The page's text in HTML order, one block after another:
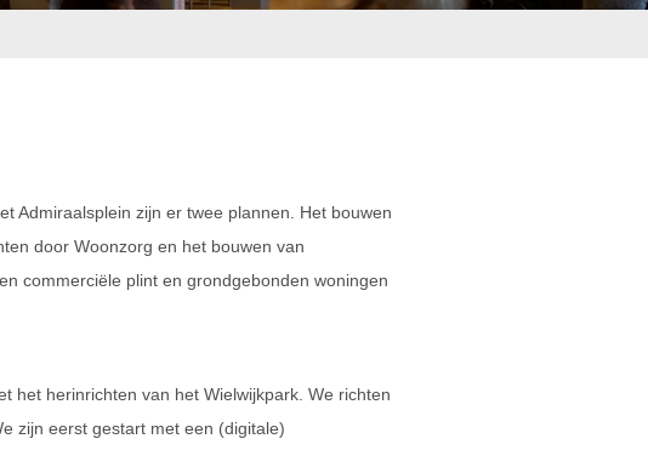
Admiraalsplein zijn er twee plannen. Het bouwen
door Woonzorg en het bouwen van
commerciële plint en grondgebonden woningen
het herinrichten van het Wielwijkpark. We richten
zijn eerst gestart met een (digitale)